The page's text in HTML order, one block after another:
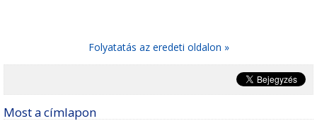
Folyatatás az eredeti oldalon »
Most a címlapon